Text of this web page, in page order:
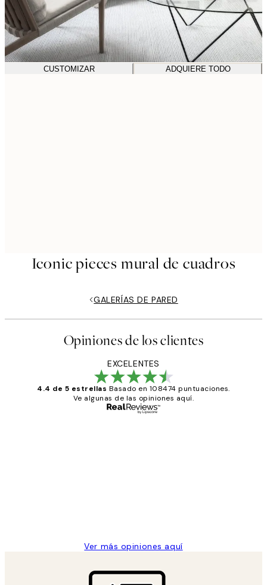
CUSTOMIZAR ADQUIERE TODO
Iconic pieces mural de cuadros
GALERÍAS DE PARED
Opiniones de los clientes
EXCELENTES
4.4 de 5 estrellas Basado en 108474 puntuaciones.
Ve algunas de las opiniones aquí.
Ver más opiniones aquí